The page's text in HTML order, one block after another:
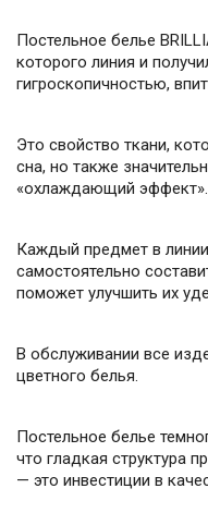
Постельное белье
которого линия и
гигроскопичностью,
Это свойство ткани,
сна, но также
«охлаждающий эффект».
Каждый предмет в линии
самостоятельно
поможет улучшить их
В обслуживании все
цветного белья.
Постельное белье
что гладкая структура
— это инвестиции в